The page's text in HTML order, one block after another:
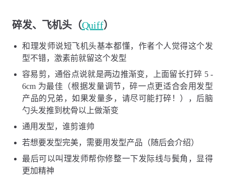
碎发、飞机头（Quiff）
和理发师说短飞机头基本都懂，作者个人觉得这个发
型不错，激素前就留这个发型
容易剪，通俗点说就是两边推渐变，上面留长打碎 5 -
6cm 为最佳（根据发量调节，碎一点更适合会用发型
产品的兄弟，如果发量多，请尽可能打碎！），后脑
勺头发推到枕骨以上做渐变
通用发型，谁剪谁帅
若想要发型完美，需要用发型产品（随后会介绍）
最后可以叫理发师帮你修整一下发际线与鬓角，显得
更加精神